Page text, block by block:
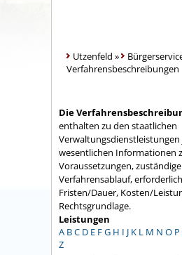
Utzenfeld »
Verfahrensbeschreibungen
Die
enthalten zu den staatlichen
Verwaltungsdienstleistungen
wesentlichen Informationen
Voraussetzungen,
Verfahrensablauf,
Fristen/Dauer, Kosten/
Rechtsgrundlage.
Leistungen
A BC D E FG H I J K L M N O P
Z